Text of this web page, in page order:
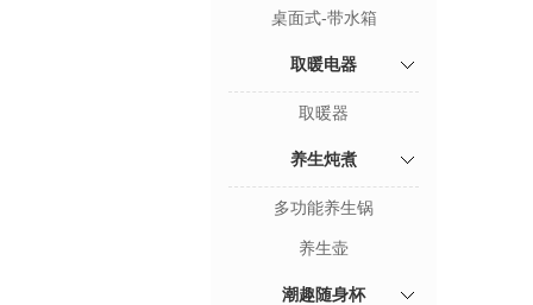
桌面式-带水箱
取暖电器
取暖器
养生炖煮
多功能养生锅
养生壶
潮趣随身杯